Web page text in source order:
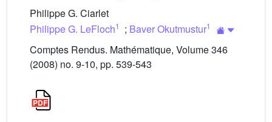
Philippe G. Ciarlet
Philippe G. LeFloch1 ; Baver Okutmustur1
Comptes Rendus. Mathématique, Volume 346
(2008) no. 9-10, pp. 539-543